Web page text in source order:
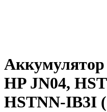
Аккумулятор
HP JN04,
HSTNN-IB3I